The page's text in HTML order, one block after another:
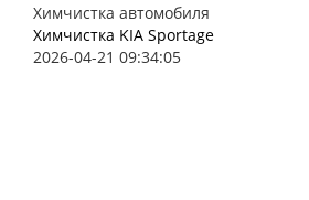
Химчистка автомобиля
Химчистка KIA Sportage
2026-04-21 09:34:05